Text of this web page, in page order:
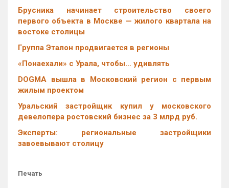
Брусника начинает строительство своего
первого объекта в Москве — жилого квартала на
востоке столицы
Группа Эталон продвигается в регионы
«Понаехали» с Урала, чтобы… удивлять
DOGMA вышла в Московский регион с первым
жилым проектом
Уральский застройщик купил у московского
девелопера ростовский бизнес за 3 млрд руб.
Эксперты: региональные застройщики
завоевывают столицу
Печать